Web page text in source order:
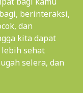
berinteraksi,
dan
kita dapat
lebih sehat
selera, dan